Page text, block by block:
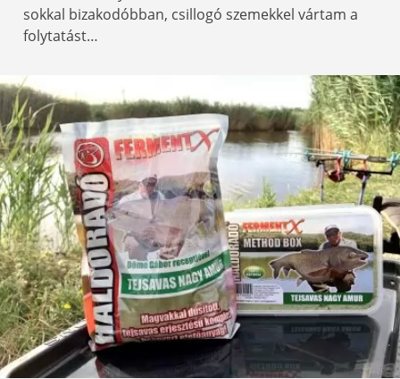
sokkal bizakodóbban, csillogó szemekkel vártam a
folytatást…